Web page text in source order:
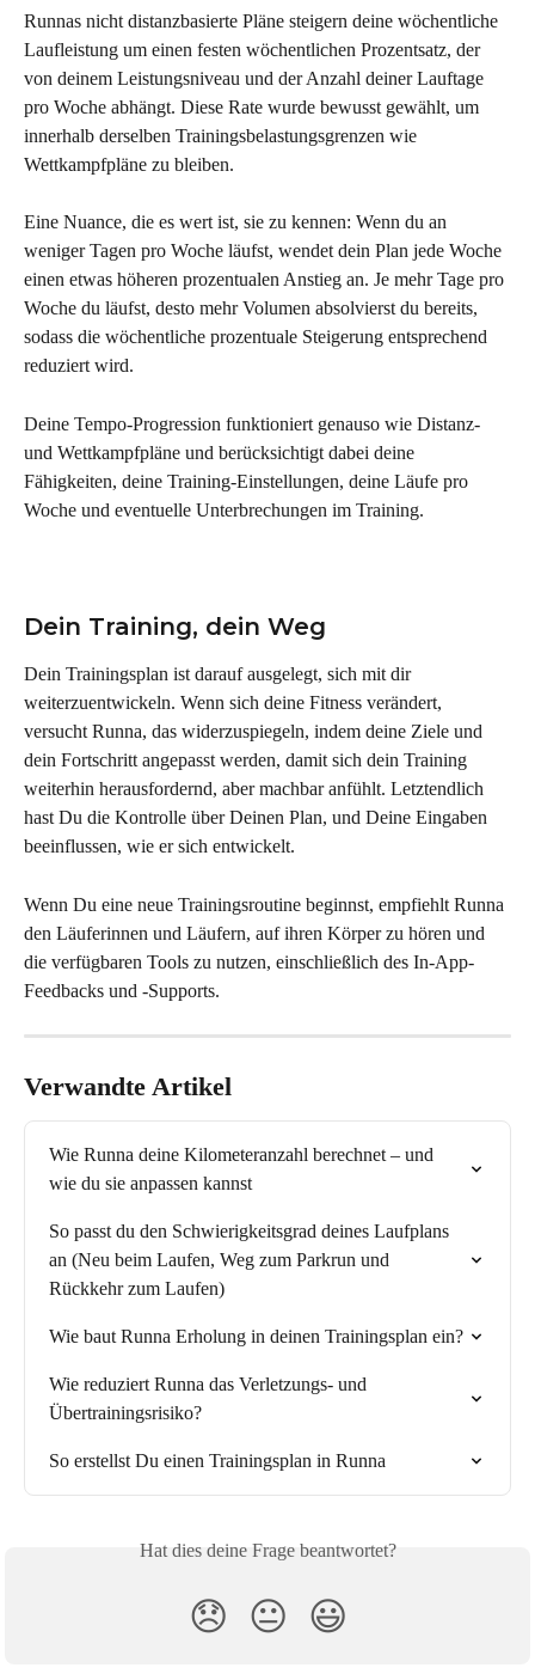
Runnas nicht distanzbasierte Pläne steigern deine wöchentliche
Laufleistung um einen festen wöchentlichen Prozentsatz, der
von deinem Leistungsniveau und der Anzahl deiner Lauftage
pro Woche abhängt. Diese Rate wurde bewusst gewählt, um
innerhalb derselben Trainingsbelastungsgrenzen wie
Wettkampfpläne zu bleiben.
Eine Nuance, die es wert ist, sie zu kennen: Wenn du an
weniger Tagen pro Woche läufst, wendet dein Plan jede Woche
einen etwas höheren prozentualen Anstieg an. Je mehr Tage pro
Woche du läufst, desto mehr Volumen absolvierst du bereits,
sodass die wöchentliche prozentuale Steigerung entsprechend
reduziert wird.
Deine Tempo-Progression funktioniert genauso wie Distanz-
und Wettkampfpläne und berücksichtigt dabei deine
Fähigkeiten, deine Training-Einstellungen, deine Läufe pro
Woche und eventuelle Unterbrechungen im Training.
Dein Training, dein Weg
Dein Trainingsplan ist darauf ausgelegt, sich mit dir
weiterzuentwickeln. Wenn sich deine Fitness verändert,
versucht Runna, das widerzuspiegeln, indem deine Ziele und
dein Fortschritt angepasst werden, damit sich dein Training
weiterhin herausfordernd, aber machbar anfühlt. Letztendlich
hast Du die Kontrolle über Deinen Plan, und Deine Eingaben
beeinflussen, wie er sich entwickelt.
Wenn Du eine neue Trainingsroutine beginnst, empfiehlt Runna
den Läuferinnen und Läufern, auf ihren Körper zu hören und
die verfügbaren Tools zu nutzen, einschließlich des In-App-
Feedbacks und -Supports.
Verwandte Artikel
Wie Runna deine Kilometeranzahl berechnet – und
wie du sie anpassen kannst
So passt du den Schwierigkeitsgrad deines Laufplans
an (Neu beim Laufen, Weg zum Parkrun und
Rückkehr zum Laufen)
Wie baut Runna Erholung in deinen Trainingsplan ein?
Wie reduziert Runna das Verletzungs- und
Übertrainingsrisiko?
So erstellst Du einen Trainingsplan in Runna
Hat dies deine Frage beantwortet?
😞 😐 😃